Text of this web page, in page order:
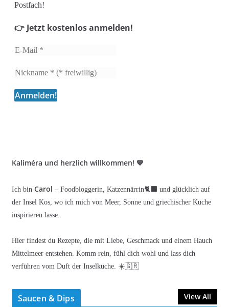
Postfach!
👉 Jetzt kostenlos anmelden!
Kaliméra und herzlich willkommen! 💙
Ich bin Carol – Foodbloggerin, Katzennärrin🐈‍⬛ und glücklich auf
der Insel Kos, wo ich mich von Meer, Sonne und griechischer Küche
inspirieren lasse.
Hier findest du Rezepte, die mit Liebe, Geschmack und einem Hauch
Mittelmeer entstehen. Komm rein, fühl dich wohl und lass dich
verführen vom Duft der Inselküche. ☀️🇬🇷
Saucen & Dips View All